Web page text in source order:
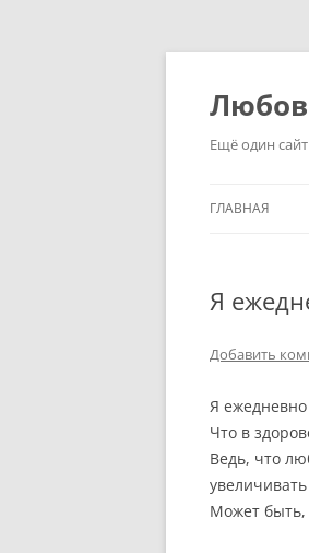
Перейти
содержимому
Ещё один сайт
ГЛАВНАЯ
Я
Добавить
Я
Что в
Ведь, что
Может быть,